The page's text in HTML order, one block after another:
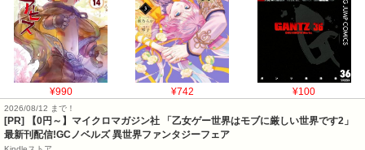
¥990 ¥742 ¥100
2026/08/12 まで！
[PR] 【0円～】マイクロマガジン社 「乙女ゲー世界はモブに厳しい世界です2」
最新刊配信!GCノベルズ 異世界ファンタジーフェア